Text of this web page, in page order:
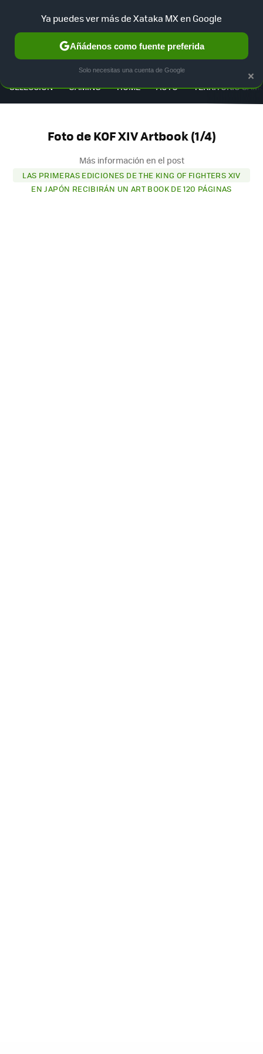
SELECCIÓN GAMING HOME AUTO TERRITORIO
Foto de KOF XIV Artbook (1/4)
Más información en el post
LAS PRIMERAS EDICIONES DE THE KING OF FIGHTERS XIV
EN JAPÓN RECIBIRÁN UN ART BOOK DE 120 PÁGINAS
×
Ya puedes ver más de Xataka MX en Google
Añádenos como fuente preferida
Solo necesitas una cuenta de Google